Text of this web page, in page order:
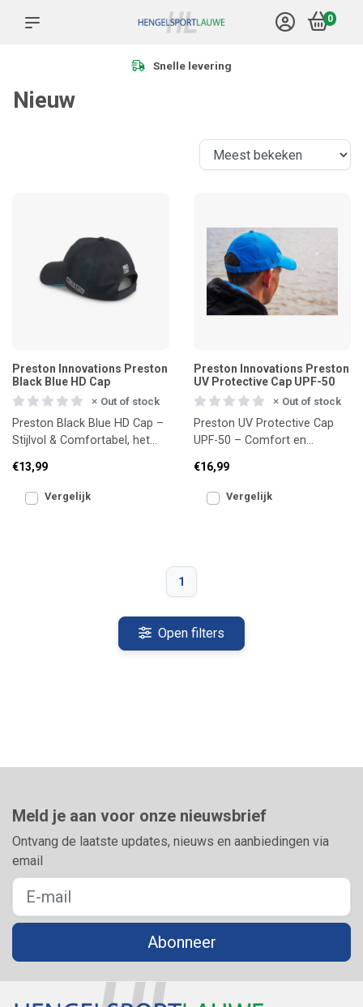
0
Snelle levering
Nieuw
Preston Innovations Preston
Black Blue HD Cap
Out of stock
Preston Black Blue HD Cap –
Stijlvol & Comfortabel, het
€13,99
Vergelijk
Preston Innovations Preston
UV Protective Cap UPF-50
Out of stock
Preston UV Protective Cap
UPF-50 – Comfort en
€16,99
Vergelijk
1
Open filters
Meld je aan voor onze nieuwsbrief
Ontvang de laatste updates, nieuws en aanbiedingen via
email
Abonneer